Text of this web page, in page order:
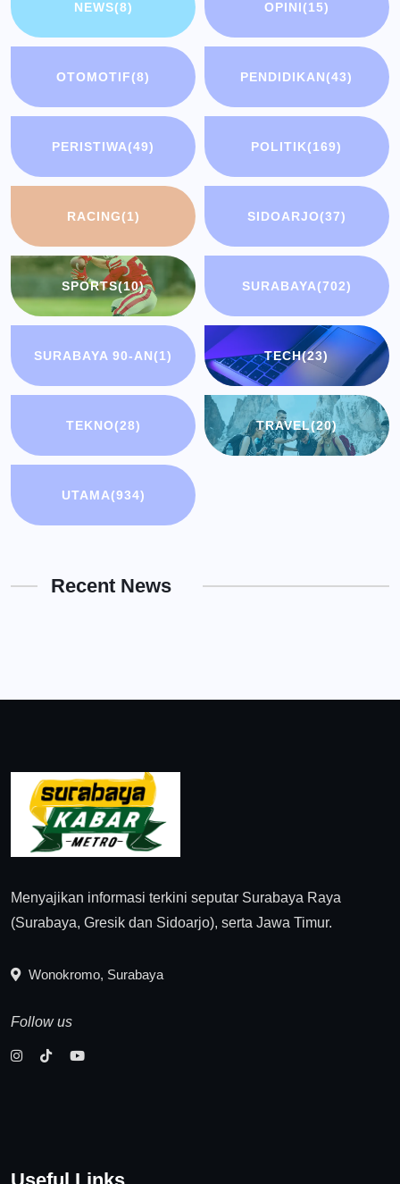
NEWS(8) OPINI(15)
OTOMOTIF(8) PENDIDIKAN(43)
PERISTIWA(49) POLITIK(169)
RACING(1) SIDOARJO(37)
SPORTS(10) SURABAYA(702)
SURABAYA 90-AN(1) TECH(23)
TEKNO(28) TRAVEL(20)
UTAMA(934)
Recent News
Menyajikan informasi terkini seputar Surabaya Raya
(Surabaya, Gresik dan Sidoarjo), serta Jawa Timur.
Wonokromo, Surabaya
Follow us